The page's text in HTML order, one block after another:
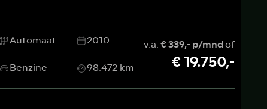
Automaat
2010
Benzine
98.472 km
v.a.€ 339,- p/mndof
€ 19.750,-